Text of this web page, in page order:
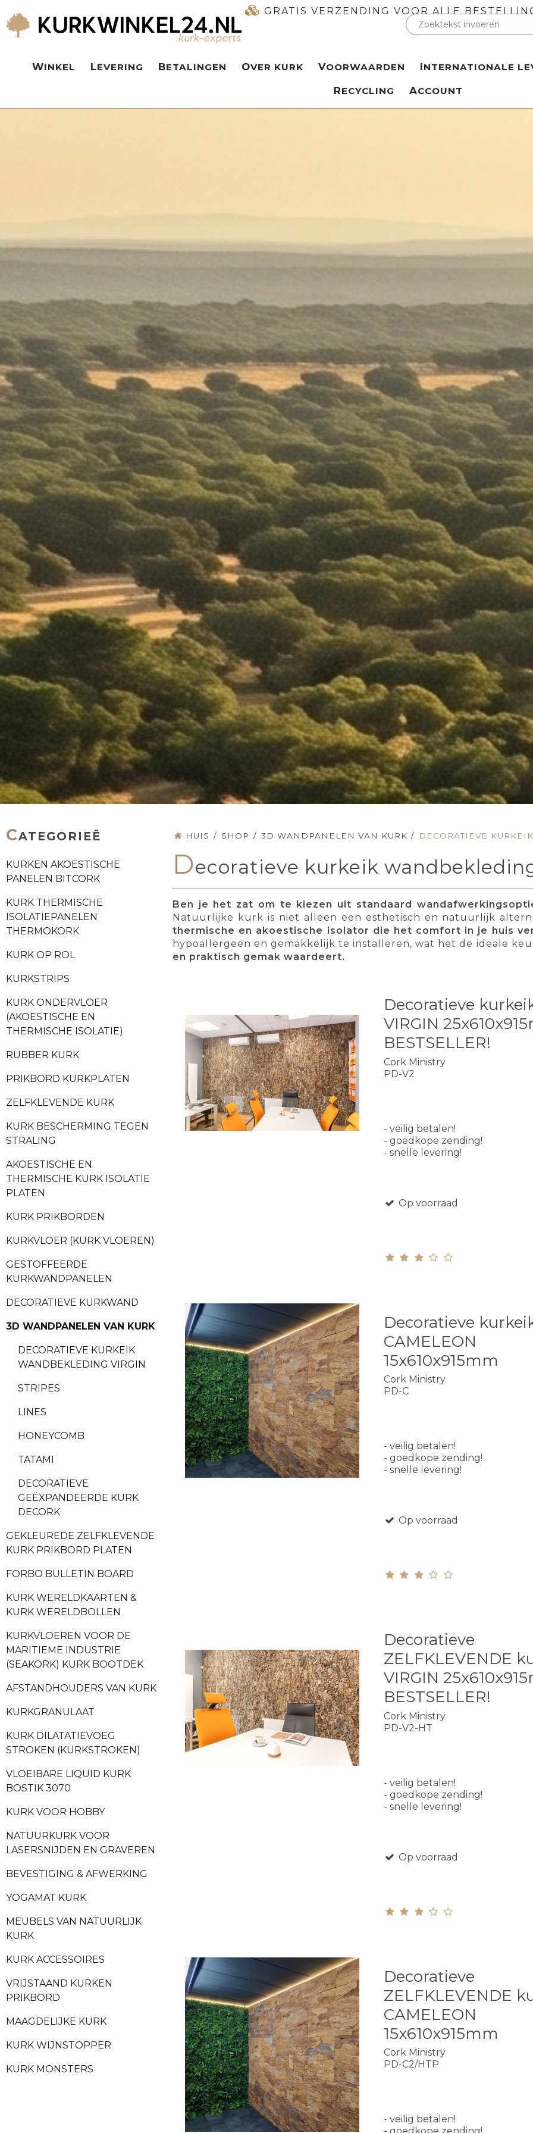
GRATIS VERZENDING VOOR ALLE
WINKEL LEVERING BETALINGEN OVER KURK VOORWAARDEN INTERNATIONALE
RECYCLING ACCOUNT
CATEGORIEË
KURKEN AKOESTISCHE
PANELEN BITCORK
KURK THERMISCHE
ISOLATIEPANELEN
THERMOKORK
KURK OP ROL
KURKSTRIPS
KURK ONDERVLOER
(AKOESTISCHE EN
THERMISCHE ISOLATIE)
RUBBER KURK
PRIKBORD KURKPLATEN
ZELFKLEVENDE KURK
KURK BESCHERMING TEGEN
STRALING
AKOESTISCHE EN
THERMISCHE KURK ISOLATIE
PLATEN
KURK PRIKBORDEN
KURKVLOER (KURK VLOEREN)
GESTOFFEERDE
KURKWANDPANELEN
DECORATIEVE KURKWAND
3D WANDPANELEN VAN KURK
DECORATIEVE KURKEIK
WANDBEKLEDING VIRGIN
STRIPES
LINES
HONEYCOMB
TATAMI
DECORATIEVE
GEËXPANDEERDE KURK
DECORK
GEKLEUREDE ZELFKLEVENDE
KURK PRIKBORD PLATEN
FORBO BULLETIN BOARD
KURK WERELDKAARTEN &
KURK WERELDBOLLEN
KURKVLOEREN VOOR DE
MARITIEME INDUSTRIE
(SEAKORK) KURK BOOTDEK
AFSTANDHOUDERS VAN KURK
KURKGRANULAAT
KURK DILATATIEVOEG
STROKEN (KURKSTROKEN)
VLOEIBARE LIQUID KURK
BOSTIK 3070
KURK VOOR HOBBY
NATUURKURK VOOR
LASERSNIJDEN EN GRAVEREN
BEVESTIGING & AFWERKING
YOGAMAT KURK
MEUBELS VAN NATUURLIJK
KURK
KURK ACCESSOIRES
VRIJSTAAND KURKEN
PRIKBORD
MAAGDELIJKE KURK
KURK WIJNSTOPPER
KURK MONSTERS
HUIS / SHOP / 3D WANDPANELEN VAN KURK / DECORATIEVE
Decoratieve kurkeik
Ben je het zat om te kiezen uit standaard
Natuurlijke kurk is niet alleen een esthetisch en natuurlijk
thermische en akoestische isolator die het comfort in je huis
hypoallergeen en gemakkelijk te installeren, wat het de ideale
en praktisch gemak waardeert.
Decoratieve
VIRGIN
BESTSELLER!
Cork Ministry
PD-V2
- veilig betalen!
- goedkope zending!
- snelle levering!
Op voorraad
Decoratieve
CAMELEON
15x610x915mm
Cork Ministry
PD-C
- veilig betalen!
- goedkope zending!
- snelle levering!
Op voorraad
Decoratieve
ZELFKLEVENDE
VIRGIN
BESTSELLER!
Cork Ministry
PD-V2-HT
- veilig betalen!
- goedkope zending!
- snelle levering!
Op voorraad
Decoratieve
ZELFKLEVENDE
CAMELEON
15x610x915mm
Cork Ministry
PD-C2/HTP
- veilig betalen!